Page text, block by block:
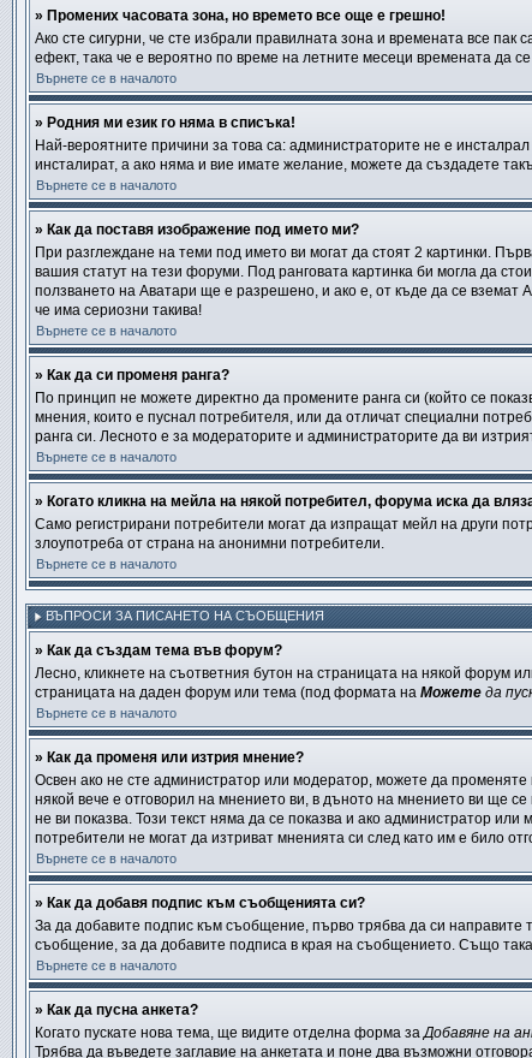
» Промених часовата зона, но времето все още е грешно!
Ако сте сигурни, че сте избрали правилната зона и времената все
ефект, така че е вероятно по време на летните месеци времената да
Върнете се в началото
» Родния ми език го няма в списъка!
Най-вероятните причини за това са: администраторите не е
инсталират, а ако няма и вие имате желание, можете да създадете
Върнете се в началото
» Как да поставя изображение под името ми?
При разглеждане на теми под името ви могат да стоят 2 картинки.
вашия статут на тези форуми. Под ранговата картинка би могла да
ползването на Аватари ще е разрешено, и ако е, от къде да се вземат
че има сериозни такива!
Върнете се в началото
» Как да си променя ранга?
По принцип не можете директно да промените ранга си (който се
мнения, които е пуснал потребителя, или да отличат специални
ранга си. Лесното е за модераторите и администраторите да ви
Върнете се в началото
» Когато кликна на мейла на някой потребител, форума иска да
Само регистрирани потребители могат да изпращат мейл на други
злоупотреба от страна на анонимни потребители.
Върнете се в началото
ВЪПРОСИ ЗА ПИСАНЕТО НА СЪОБЩЕНИЯ
» Как да създам тема във форум?
Лесно, кликнете на съответния бутон на страницата на някой форум
страницата на даден форум или тема (под формата на Можете да
Върнете се в началото
» Как да променя или изтрия мнение?
Освен ако не сте администратор или модератор, можете да
някой вече е отговорил на мнението ви, в дъното на мнението ви ще
не ви показва. Този текст няма да се показва и ако администратор
потребители не могат да изтриват мненията си след като им е било
Върнете се в началото
» Как да добавя подпис към съобщенията си?
За да добавите подпис към съобщение, първо трябва да си
съобщение, за да добавите подписа в края на съобщението. Също
Върнете се в началото
» Как да пусна анкета?
Когато пускате нова тема, ще видите отделна форма заДобавяне на
Трябва да въведете заглавие на анкетата и поне два възможни